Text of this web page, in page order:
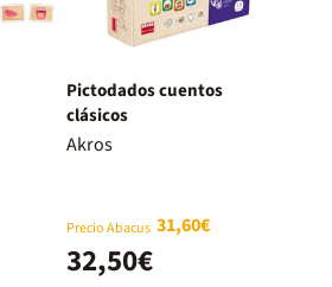
Pictodados cuentos
clásicos
Akros
Precio Abacus 31,60€
32,50€